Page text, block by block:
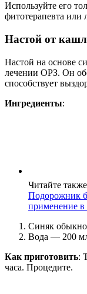
Используйте его
фитотерапевта или
Настой от
Настой на основе
лечении ОРЗ. Он
способствует
Ингредиенты:
Читайте
Подорожник
применение в
Синяк
Вода — 200
Как приготовить:
часа. Процедите.